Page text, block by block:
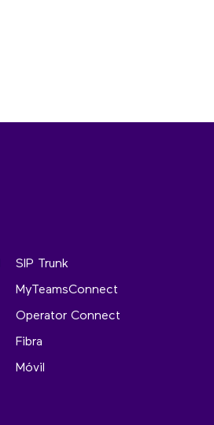
SIP Trunk
MyTeamsConnect
Operator Connect
Fibra
Móvil